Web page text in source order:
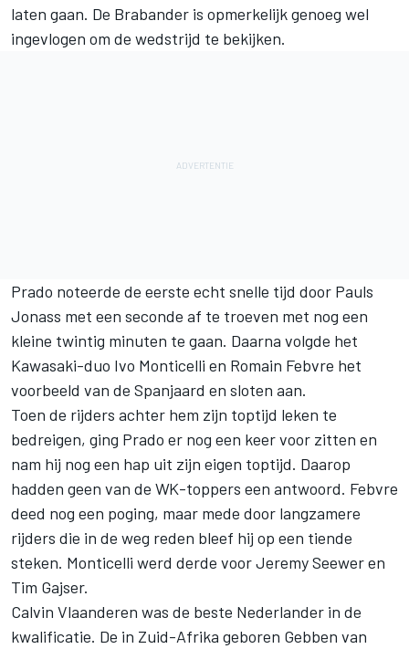
laten gaan. De Brabander is opmerkelijk genoeg wel
ingevlogen om de wedstrijd te bekijken.
Prado noteerde de eerste echt snelle tijd door Pauls
Jonass met een seconde af te troeven met nog een
kleine twintig minuten te gaan. Daarna volgde het
Kawasaki-duo Ivo Monticelli en Romain Febvre het
voorbeeld van de Spanjaard en sloten aan.
Toen de rijders achter hem zijn toptijd leken te
bedreigen, ging Prado er nog een keer voor zitten en
nam hij nog een hap uit zijn eigen toptijd. Daarop
hadden geen van de WK-toppers een antwoord. Febvre
deed nog een poging, maar mede door langzamere
rijders die in de weg reden bleef hij op een tiende
steken. Monticelli werd derde voor Jeremy Seewer en
Tim Gajser.
Calvin Vlaanderen was de beste Nederlander in de
kwalificatie. De in Zuid-Afrika geboren Gebben van